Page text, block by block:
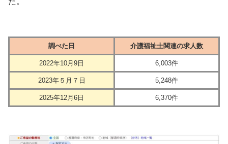
調べた日 介護福祉士関連の求人数
2022年10月9日 6,003件
2023年５月７日 5,248件
2025年12月6日 6,370件